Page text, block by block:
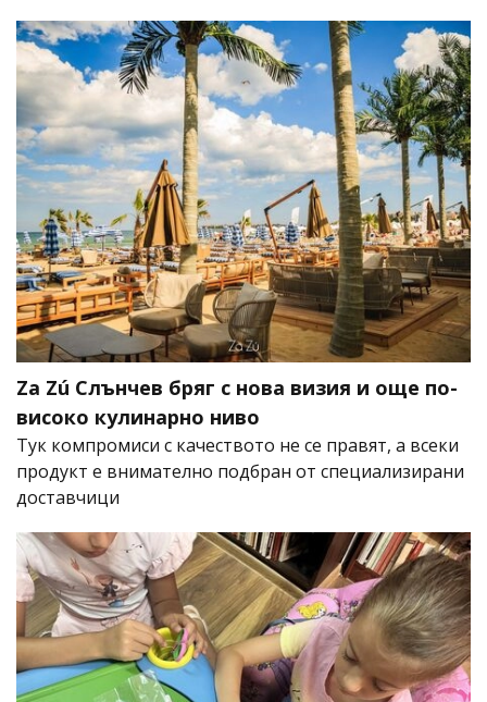
Za Zú Слънчев бряг с нова визия и още по-
високо кулинарно ниво
Тук компромиси с качеството не се правят, а всеки
продукт е внимателно подбран от специализирани
доставчици